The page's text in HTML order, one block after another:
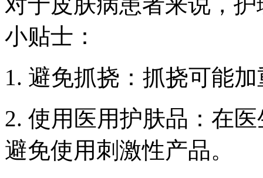
小贴士：
1. 避免抓挠：抓挠可能
2. 使用医用护肤品：在
避免使用刺激性产品。